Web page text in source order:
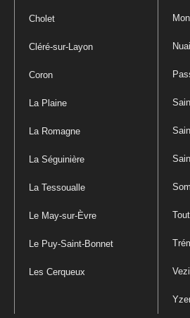
Cholet
Cléré-sur-Layon
Coron
La Plaine
La Romagne
La Séguinière
La Tessoualle
Le May-sur-Èvre
Le Puy-Saint-Bonnet
Les Cerqueux